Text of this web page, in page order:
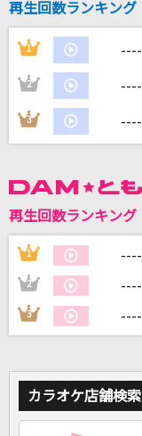
星野 源
カ
再生回数ランキング
1 ----
2 ----
3 ----
再生回数ランキング
1 ----
2 ----
3 ----
カラオケ店舗検索